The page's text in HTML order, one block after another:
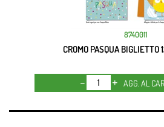
8740011
CROMO PASQUA BIGLIETTO
Quantità
AGG. AL